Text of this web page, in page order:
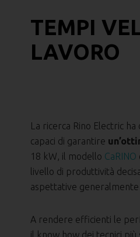
TEMPI
LAVORO
La ricerca Rino Electric
capaci di garantire
18 kW, il modello CaRINO
livello di produttività
aspettative
A rendere efficienti le
il know how dei tecnici